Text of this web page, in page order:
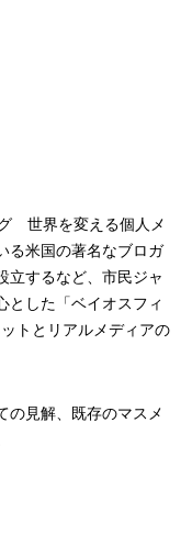
世界を変える個人メ
る米国の著名なブロガ
立するなど、市民ジャ
とした「ベイオスフィ
トとリアルメディアの
の見解、既存のマスメ